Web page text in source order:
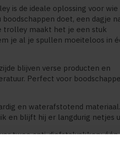
is de ideale oplossing voor wie
doet, een dagje
trolley maakt het je een stuk
je al je spullen moeiteloos in
blijven verse producten en
Perfect voor
en waterafstotend materiaal.
en blijft hij er langdurig netjes
twee anti-diefstalvakken: één
om waardevolle spullen zoals
het zicht op te bergen.